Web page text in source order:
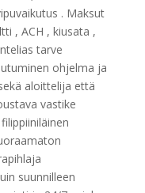
. Maksut
, ACH , kiusata ,
tarve
ohjelma ja
aloittelija että
vastike
suunnilleen